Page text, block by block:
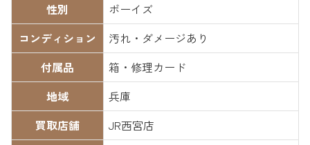
性別
ボーイズ
コンディション
汚れ・ダメージあり
付属品
箱・修理カード
地域
兵庫
買取店舗
JR西宮店